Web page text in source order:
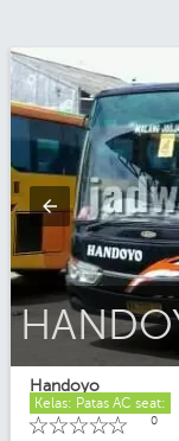
Handoyo
Kelas: Patas AC seat:
☆
☆
☆
☆
☆ 0